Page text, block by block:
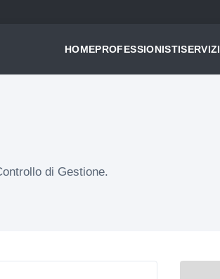
HOMEPROFESSIONISTISERVIZI
di Gestione.